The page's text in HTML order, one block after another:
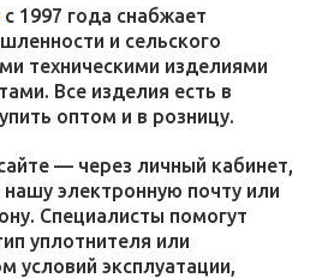
с 1997 года снабжает
и сельского
техническими изделиями
Все изделия есть в
оптом и в розницу.
— через личный кабинет,
нашу электронную почту или
Специалисты помогут
уплотнителя или
условий эксплуатации,